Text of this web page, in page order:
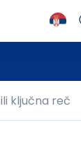
ključna reč
ključna reč